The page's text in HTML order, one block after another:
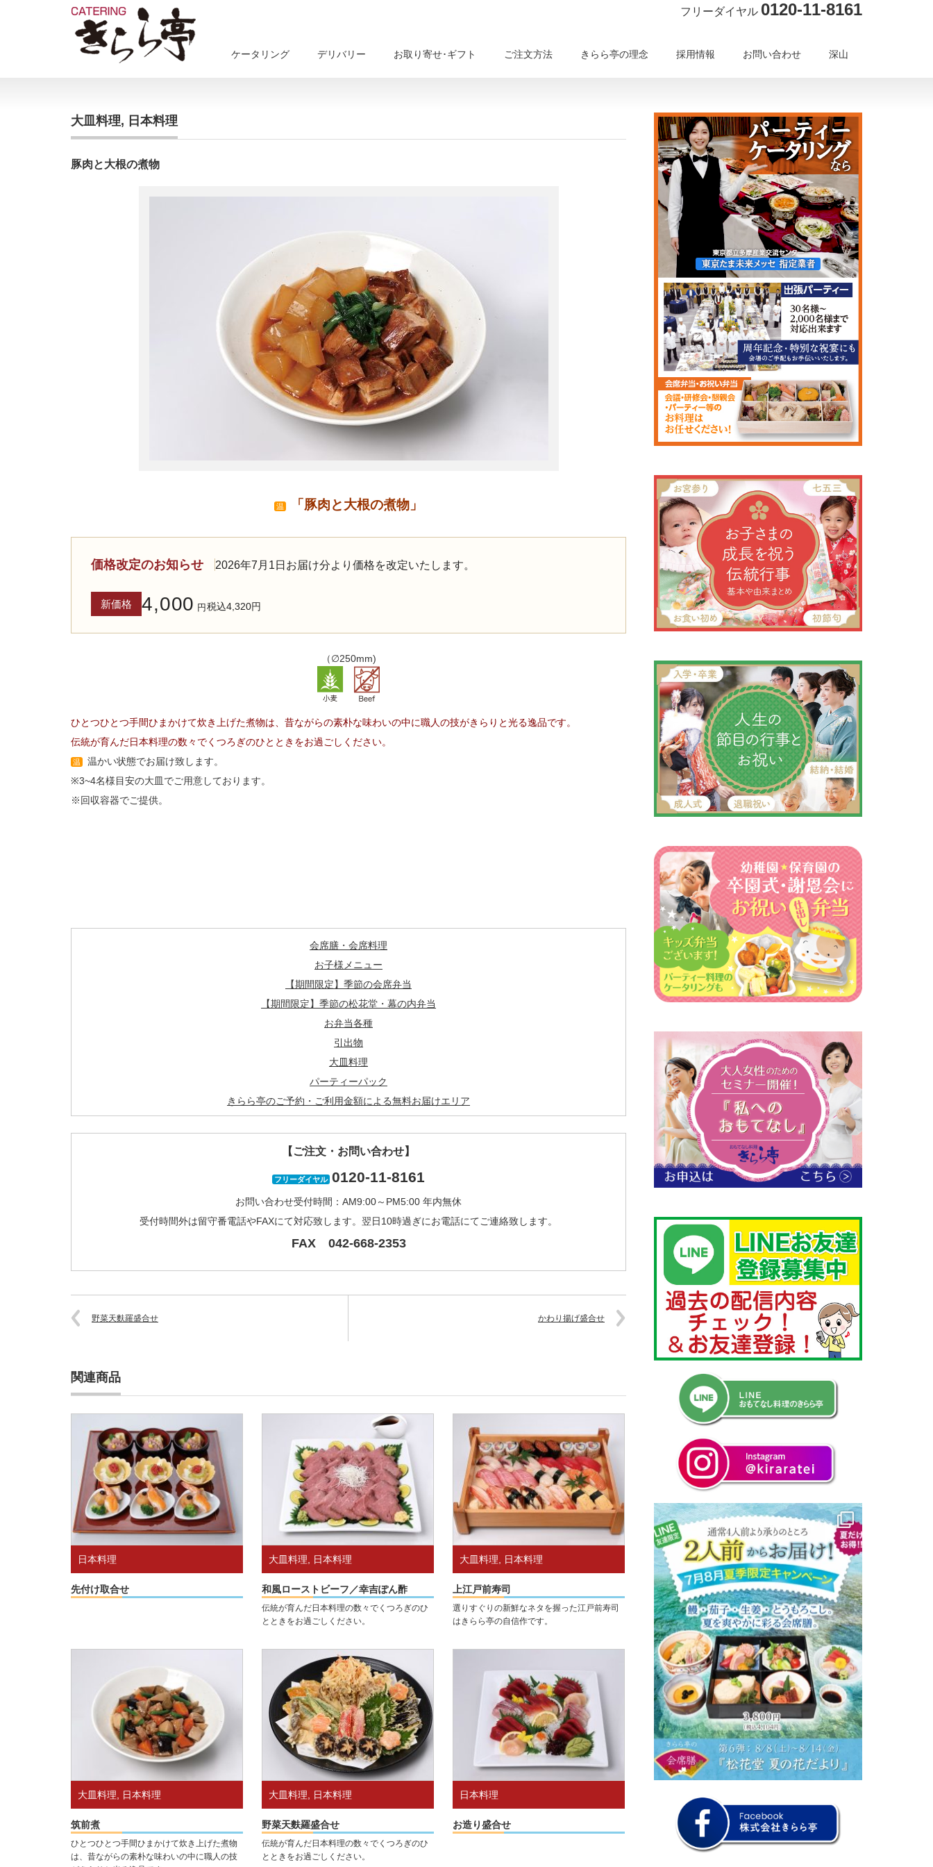
フリーダイヤル 0120-11-8161
ケータリング デリバリー お取り寄せ･ギフト ご注文方法 きらら亭の理念 採用情報 お問い合わせ 深山
大皿料理, 日本料理
豚肉と大根の煮物
温 「豚肉と大根の煮物 」
価格改定のお知らせ 2026年7月1日お届け分より価格を改定いたします。
新価格 4,000 円税込4,320円
（∅250mm)
ひとつひとつ手間ひまかけて炊き上げた煮物は、昔ながらの素朴な味わいの中に職人の技がきらりと光る逸品です。
伝統が育んだ日本料理の数々でくつろぎのひとときをお過ごしください。
温
温かい状態でお届け致します。
※3~4名様目安の大皿でご用意しております。
※回収容器でご提供。
会席膳・会席料理
お子様メニュー
【期間限定】季節の会席弁当
【期間限定】季節の松花堂・幕の内弁当
お弁当各種
引出物
大皿料理
パーティーパック
きらら亭のご予約・ご利用金額による無料お届けエリア
【ご注文・お問い合わせ】
フリーダイヤル 0120-11-8161
お問い合わせ受付時間：AM9:00～PM5:00 年内無休
受付時間外は留守番電話やFAXにて対応致します。翌日10時過ぎにお電話にてご連絡致します。
FAX 042-668-2353
野菜天麩羅盛合せ かわり揚げ盛合せ
関連商品
日本料理
先付け取合せ
大皿料理 日本料理
和風ローストビーフ／幸吉ぽん酢
伝統が育んだ日本料理の数々でくつろぎのひ
とときをお過ごしください。
大皿料理 日本料理
上江戸前寿司
選りすぐりの新鮮なネタを握った江戸前寿司
はきらら亭の自信作です。
大皿料理 日本料理
筑前煮
ひとつひとつ手間ひまかけて炊き上げた煮物
は、昔ながらの素朴な味わいの中に職人の技
大皿料理 日本料理
野菜天麩羅盛合せ
伝統が育んだ日本料理の数々でくつろぎのひ
とときをお過ごしください。
日本料理
お造り盛合せ